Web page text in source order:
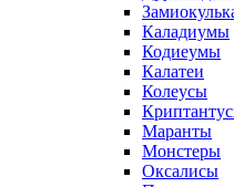
Каладиумы
Кодиеумы
Калатеи
Колеусы
Маранты
Монстеры
Оксалисы